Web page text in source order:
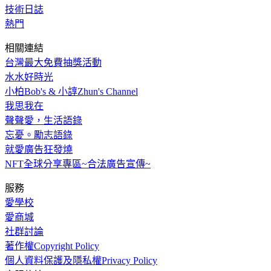
技術日誌
熱門
相關連結
台灣最大免費抽獎活動
水水好時光
小柏Bob's & 小諄Zhun's Channel
我思我在
聲聲愛，生活語錄
忘憂。勵志語錄
就愛廣告狂發燒
NFT全球分享專區~合法廣告宣傳~
服務
愛學校
愛商城
社群討論
著作權Copyright Policy
個人資料保護及隱私權Privacy Policy